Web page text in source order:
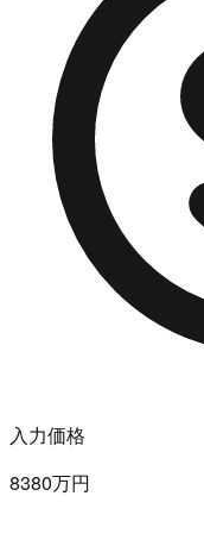
入力価格
8380万円